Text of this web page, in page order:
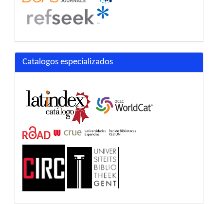
Catalogos especializados